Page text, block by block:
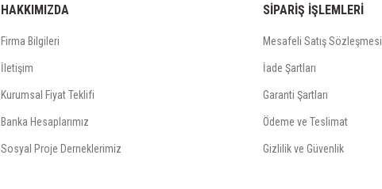
HAKKIMIZDA
Firma Bilgileri
İletişim
Kurumsal Fiyat Teklifi
Banka Hesaplarımız
Sosyal Proje Derneklerimiz
SİPARİŞ İŞLEMLERİ
Mesafeli Satış Sözleşmesi
İade Şartları
Garanti Şartları
Ödeme ve Teslimat
Gizlilik ve Güvenlik